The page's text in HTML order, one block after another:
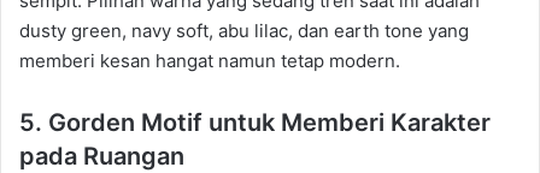
dusty green, navy soft, abu lilac, dan earth tone yang
memberi kesan hangat namun tetap modern.
5. Gorden Motif untuk Memberi Karakter
pada Ruangan